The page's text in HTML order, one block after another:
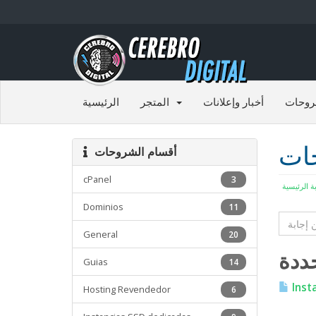
الرئيسية أخبار وإعلانات
الرئيسية
أقسام الشروحات
3
cPanel
11
Dominios
20
General
14
Guias
6
Hosting Revendedor